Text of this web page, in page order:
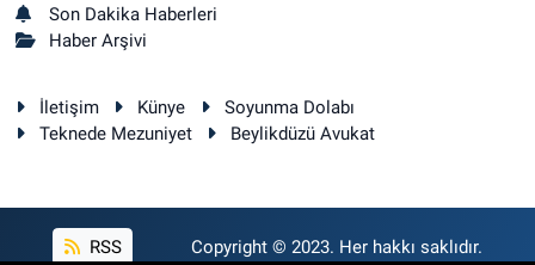
Son Dakika Haberleri
Haber Arşivi
İletişim Künye
Soyunma Dolabı
Teknede Mezuniyet
Beylikdüzü Avukat
RSS Copyright © 2023. Her hakkı saklıdır.